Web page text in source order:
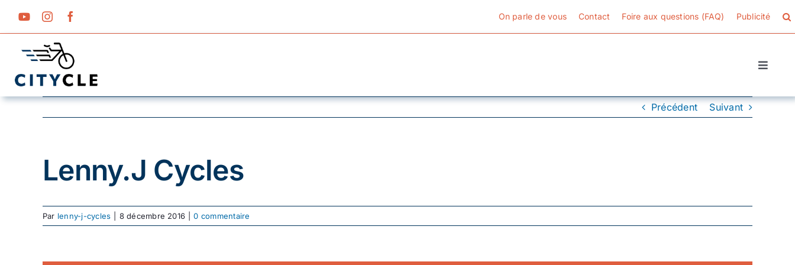
On parle de vous Contact Foire aux questions (FAQ) Publicité
Toggle
Cyclotourisme
Matériel
Précédent Suivant
Lenny.J Cycles
Par lenny-j-cycles 8 décembre 2016 0 commentaire